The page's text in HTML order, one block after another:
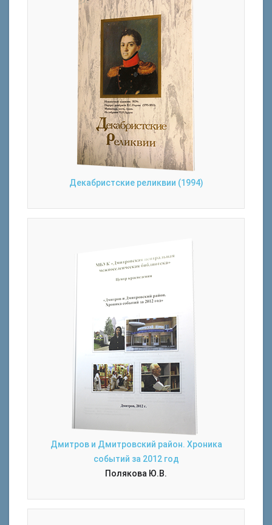
Декабристские реликвии (1994)
Дмитров и Дмитровский район. Хроника
событий за 2012 год
Полякова Ю.В.